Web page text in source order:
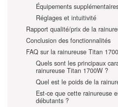
Équipements
Réglages et intuitivité
Rapport qualité/prix de la
Conclusion des fonctionnalités
FAQ sur la rainureuse Titan
Quels sont les principaux
rainureuse Titan 1700W ?
Quel est le poids de la
Est-ce que cette rainureuse
débutants ?